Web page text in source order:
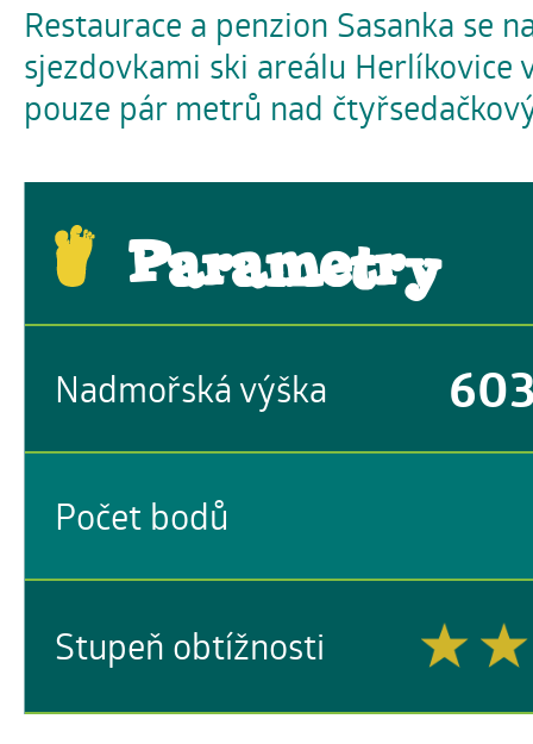
Restaurace a penzion Sasanka se
sjezdovkami ski areálu Herlíkovice
pouze pár metrů nad
Parametry
Nadmořská výška
Počet bodů
Stupeň obtížnosti